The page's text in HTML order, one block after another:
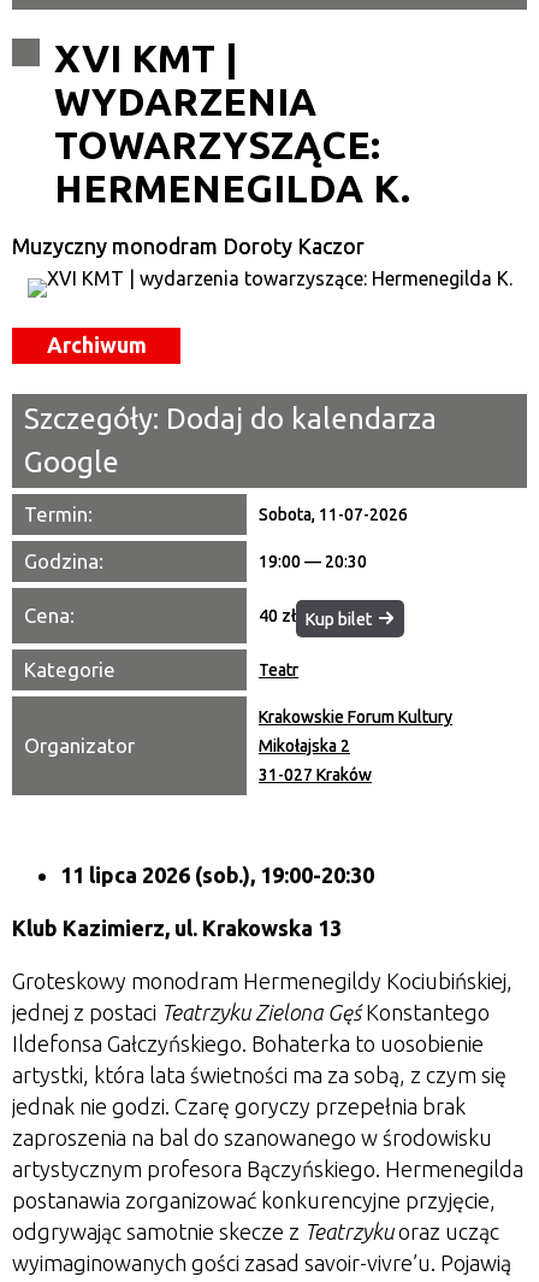
Kategoria
Trwające w zakresie
—
Miejsce
XVI KMT |
WYDARZENIA
TOWARZYSZĄCE:
HERMENEGILDA K.
Muzyczny monodram Doroty Kaczor
Archiwum
Szczegóły: Dodaj do kalendarza
Google
Termin: Sobota, 11-07-2026
Godzina: 19:00 — 20:30
Cena: 40 zł Kup bilet
Kategorie Teatr
Organizator
Krakowskie Forum Kultury
Mikołajska 2
31-027 Kraków
11 lipca 2026 (sob.), 19:00-20:30
Klub Kazimierz, ul. Krakowska 13
Groteskowy monodram Hermenegildy Kociubińskiej,
jednej z postaci Teatrzyku Zielona GęśKonstantego
Ildefonsa Gałczyńskiego. Bohaterka to uosobienie
artystki, która lata świetności ma za sobą, z czym się
jednak nie godzi. Czarę goryczy przepełnia brak
zaproszenia na bal do szanowanego w środowisku
artystycznym profesora Bączyńskiego. Hermenegilda
postanawia zorganizować konkurencyjne przyjęcie,
odgrywając samotnie skecze z Teatrzykuoraz ucząc
wyimaginowanych gości zasad savoir-vivre’u. Pojawią